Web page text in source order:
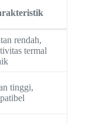
rendah,
termal
tinggi,